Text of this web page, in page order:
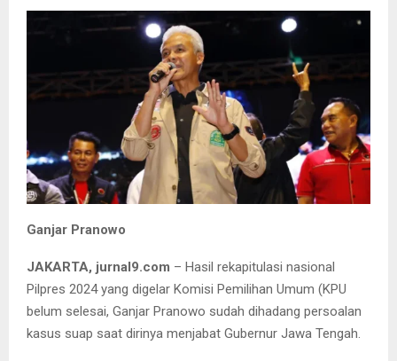
Ganjar Pranowo
JAKARTA, jurnal9.com – Hasil rekapitulasi nasional
Pilpres 2024 yang digelar Komisi Pemilihan Umum (KPU
belum selesai, Ganjar Pranowo sudah dihadang persoalan
kasus suap saat dirinya menjabat Gubernur Jawa Tengah.